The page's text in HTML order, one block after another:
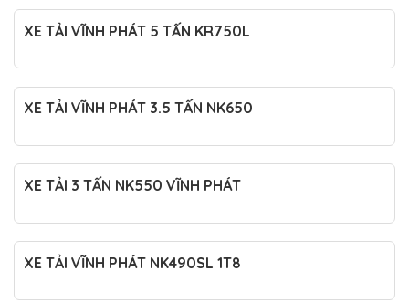
XE TẢI VĨNH PHÁT 5 TẤN KR750L
XE TẢI VĨNH PHÁT 3.5 TẤN NK650
XE TẢI 3 TẤN NK550 VĨNH PHÁT
XE TẢI VĨNH PHÁT NK490SL 1T8